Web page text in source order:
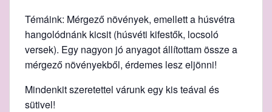
Témáink: Mérgező növények, emellett a húsvétra
hangolódnánk kicsit (húsvéti kifestők, locsoló
versek). Egy nagyon jó anyagot állítottam össze a
mérgező növényekből, érdemes lesz eljönni!
Mindenkit szeretettel várunk egy kis teával és
sütivel!